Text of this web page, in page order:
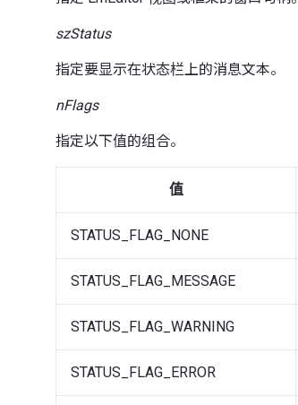
szStatus
指定要显示在状态栏上的消息文本。
nFlags
指定以下值的组合。
值
STATUS_FLAG_NONE
STATUS_FLAG_MESSAGE
STATUS_FLAG_WARNING
STATUS_FLAG_ERROR